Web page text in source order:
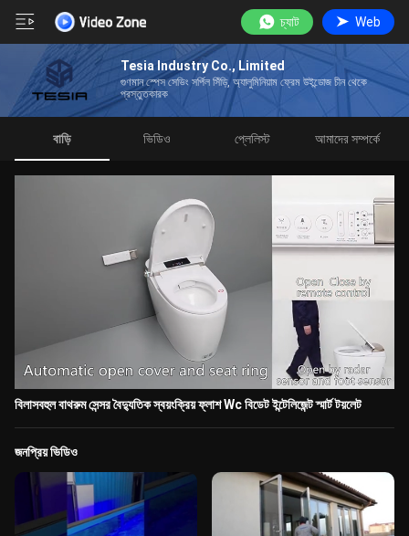
চ্যাট Web
Tesia Industry Co., Limited
গুণমান স্পেস সেভিং সর্পিল সিঁড়ি, অ্যালুমিনিয়াম ফ্রেম উইন্ডোজ চীন থেকে
প্রস্তুতকারক
বাড়ি ভিডিও প্লেলিস্ট আমাদের সম্পর্কে
বিলাসবহুল বাথরুম সেন্সর বৈদ্যুতিক স্বয়ংক্রিয় ফ্লাশ Wc বিডেট ইন্টেলিজেন্ট স্মার্ট টয়লেট
জনপ্রিয় ভিডিও